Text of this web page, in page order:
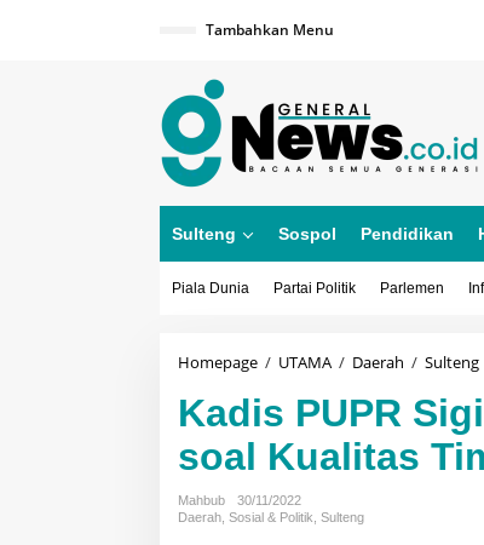
Tambahkan Menu
Sulteng Sospol Pendidikan
Piala Dunia Partai Politik Parlemen
Homepage / UTAMA / Daerah / Sulteng
Kadis PUPR
soal Kualitas
Mahbub
30/11/2022
Daerah Sosial & Politik Sulteng